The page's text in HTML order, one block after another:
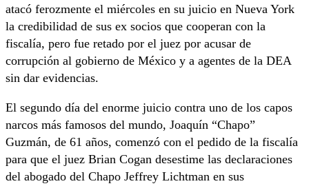
atacó ferozmente el miércoles en su juicio en Nueva York
la credibilidad de sus ex socios que cooperan con la
fiscalía, pero fue retado por el juez por acusar de
corrupción al gobierno de México y a agentes de la DEA
sin dar evidencias.
El segundo día del enorme juicio contra uno de los capos
narcos más famosos del mundo, Joaquín “Chapo”
Guzmán, de 61 años, comenzó con el pedido de la fiscalía
para que el juez Brian Cogan desestime las declaraciones
del abogado del Chapo Jeffrey Lichtman en sus